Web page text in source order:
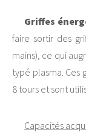
Griffes
faire sortir des
mains), ce qui
typé plasma.
8 tours et sont
Capacités